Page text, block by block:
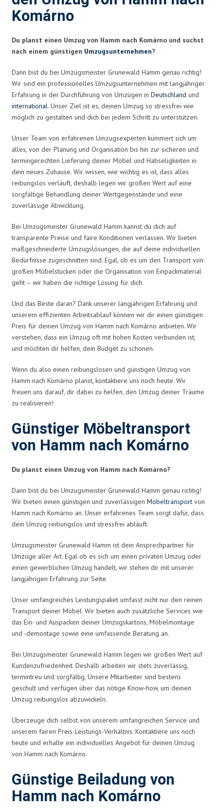
Komárno
Du planst einen Umzug von Hamm nach Komárno und suchst
nach einem günstigen Umzugsunternehmen?
Dann bist du bei Umzugsmeister Grunewald Hamm genau richtig!
Wir sind ein professionelles Umzugsunternehmen mit langjähriger
Erfahrung in der Durchführung von Umzügen in Deutschland und
international. Unser Ziel ist es, deinen Umzug so stressfrei wie
möglich zu gestalten und dich bei jedem Schritt zu unterstützen.
Unser Team von erfahrenen Umzugsexperten kümmert sich um
alles, von der Planung und Organisation bis hin zur sicheren und
termingerechten Lieferung deiner Möbel und Habseligkeiten in
dein neues Zuhause. Wir wissen, wie wichtig es ist, dass alles
reibungslos verläuft, deshalb legen wir großen Wert auf eine
sorgfältige Behandlung deiner Wertgegenstände und eine
zuverlässige Abwicklung.
Bei Umzugsmeister Grunewald Hamm kannst du dich auf
transparente Preise und faire Konditionen verlassen. Wir bieten
maßgeschneiderte Umzugslösungen, die auf deine individuellen
Bedürfnisse zugeschnitten sind. Egal, ob es um den Transport von
großen Möbelstücken oder die Organisation von Einpackmaterial
geht – wir haben die richtige Lösung für dich.
Und das Beste daran? Dank unserer langjährigen Erfahrung und
unserem effizienten Arbeitsablauf können wir dir einen günstigen
Preis für deinen Umzug von Hamm nach Komárno anbieten. Wir
verstehen, dass ein Umzug oft mit hohen Kosten verbunden ist,
und möchten dir helfen, dein Budget zu schonen.
Wenn du also einen reibungslosen und günstigen Umzug von
Hamm nach Komárno planst, kontaktiere uns noch heute. Wir
freuen uns darauf, dir dabei zu helfen, den Umzug deiner Träume
zu realisieren!
Günstiger Möbeltransport
von Hamm nach Komárno
Du planst einen Umzug von Hamm nach Komárno?
Dann bist du bei Umzugsmeister Grunewald Hamm genau richtig!
Wir bieten einen günstigen und zuverlässigen Möbeltransport von
Hamm nach Komárno an. Unser erfahrenes Team sorgt dafür, dass
dein Umzug reibungslos und stressfrei abläuft.
Umzugsmeister Grunewald Hamm ist dein Ansprechpartner für
Umzüge aller Art. Egal ob es sich um einen privaten Umzug oder
einen gewerblichen Umzug handelt, wir stehen dir mit unserer
langjährigen Erfahrung zur Seite.
Unser umfangreiches Leistungspaket umfasst nicht nur den reinen
Transport deiner Möbel. Wir bieten auch zusätzliche Services wie
das Ein- und Auspacken deiner Umzugskartons, Möbelmontage
und -demontage sowie eine umfassende Beratung an.
Bei Umzugsmeister Grunewald Hamm legen wir großen Wert auf
Kundenzufriedenheit. Deshalb arbeiten wir stets zuverlässig,
termintreu und sorgfältig. Unsere Mitarbeiter sind bestens
geschult und verfügen über das nötige Know-how, um deinen
Umzug reibungslos abzuwickeln.
Überzeuge dich selbst von unserem umfangreichen Service und
unserem fairen Preis-Leistungs-Verhältnis. Kontaktiere uns noch
heute und erhalte ein individuelles Angebot für deinen Umzug
von Hamm nach Komárno.
Günstige Beiladung von
Hamm nach Komárno